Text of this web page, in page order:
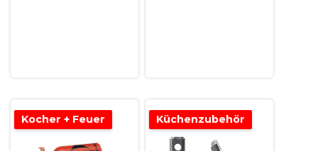
Kocher + Feuer Küchenzubehör